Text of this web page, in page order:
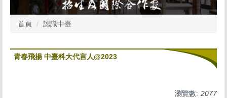
首頁 認識中臺
青春飛揚 中臺科大代言人@2023
瀏覽數: 2077